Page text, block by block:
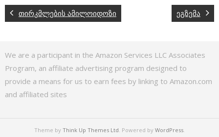
თირკმლების ამილოიდოზი ეგზემა
We are a participant in the Amazon Services LLC Associates
Program, an affiliate advertising program designed to
provide a means for us to earn fees by linking to Amazon.com
and affiliated sites
Theme by Think Up Themes Ltd . Powered by WordPress